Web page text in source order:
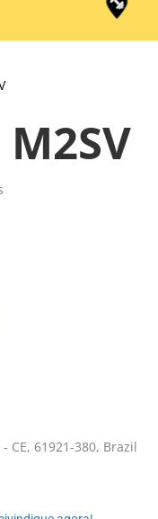
CE, 61921-380, Brazil